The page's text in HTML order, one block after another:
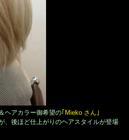
ヘアカラー御希望の｢Mieko さん｣
、後ほど仕上がりのヘアスタイルが登場